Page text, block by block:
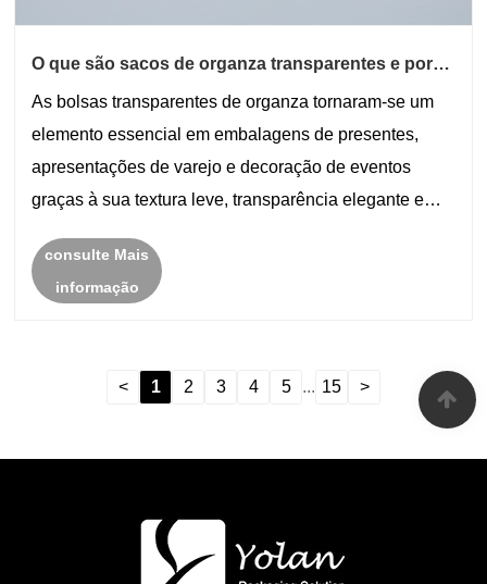
O que são sacos de organza transparentes e por
modernas?
As bolsas transparentes de organza tornaram-se um
elemento essencial em embalagens de presentes,
apresentações de varejo e decoração de eventos
graças à sua textura leve, transparência elegante e
casamentos e joias até cosméticos e brindes
promocionais, es......
consulte Mais
informação
< 1 2 3 4 5 ... 15 >